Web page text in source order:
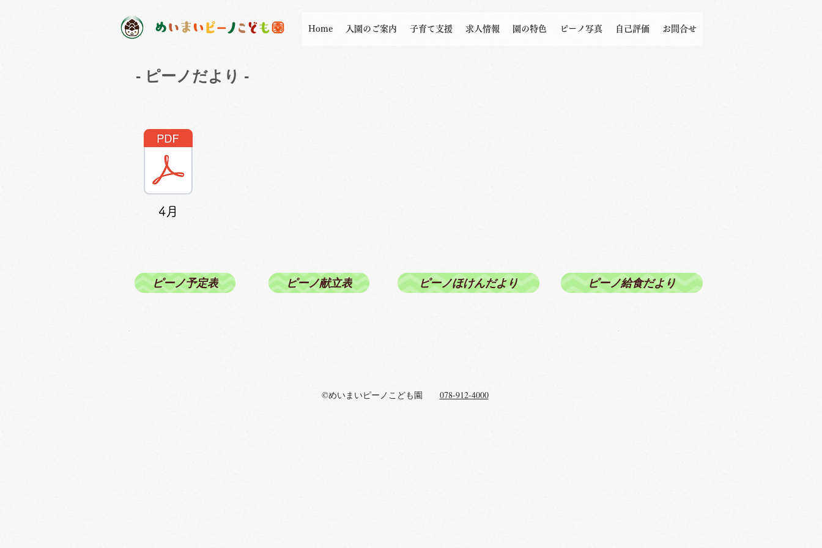
Home 入園のご案内 子育て支援 求人情報 園の特色 ピーノ写真 自己評価 お問合せ
​- ピーノだより -
4月
ピーノ予定表 ピーノ献立表 ピーノほけんだより ピーノ給食だより
©めいまいピーノこども園 078-912-4000